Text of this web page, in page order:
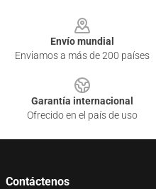
Envío mundial
Enviamos a más de 200 países
Garantía internacional
Ofrecido en el país de uso
Contáctenos